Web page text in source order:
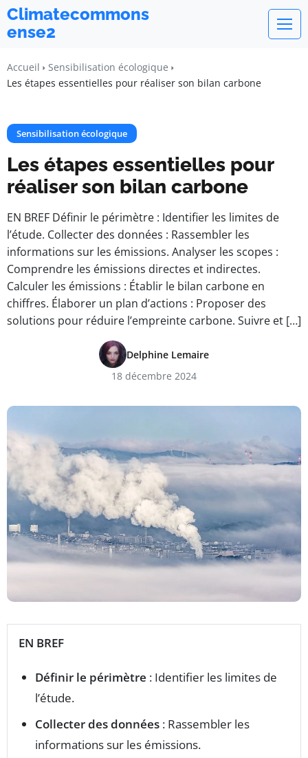
Climatecommons
ense2
Accueil
Sensibilisation écologique
Les étapes essentielles pour réaliser son bilan carbone
Sensibilisation écologique
Les étapes essentielles pour
réaliser son bilan carbone
EN BREF Définir le périmètre : Identifier les limites de
l’étude. Collecter des données : Rassembler les
informations sur les émissions. Analyser les scopes :
Comprendre les émissions directes et indirectes.
Calculer les émissions : Établir le bilan carbone en
chiffres. Élaborer un plan d’actions : Proposer des
solutions pour réduire l’empreinte carbone. Suivre et […]
Delphine Lemaire
18 décembre 2024
EN BREF
Définir le périmètre : Identifier les limites de
l’étude.
Collecter des données : Rassembler les
informations sur les émissions.